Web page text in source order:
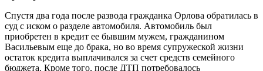
Спустя два года после развода гражданка Орлова обратилась в
суд с иском о разделе автомобиля. Автомобиль был
приобретен в кредит ее бывшим мужем, гражданином
Васильевым еще до брака, но во время супружеской жизни
остаток кредита выплачивался за счет средств семейного
бюджета. Кроме того, после ДТП потребовалось